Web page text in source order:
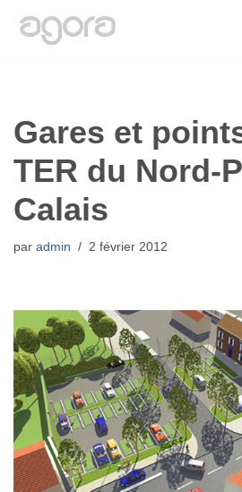
Gares et
TER du Nord-
Calais
par admin 2 février 2012